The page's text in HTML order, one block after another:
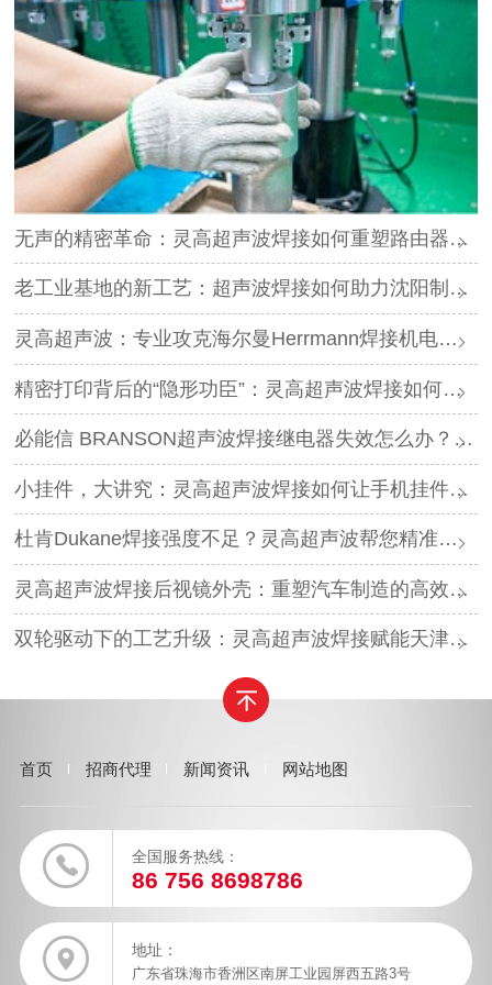
无声的精密革命：灵高超声波焊接如何重塑路由器外壳制造？
老工业基地的新工艺：超声波焊接如何助力沈阳制造转型？
灵高超声波：专业攻克海尔曼Herrmann焊接机电路板短路难题
精密打印背后的“隐形功臣”：灵高超声波焊接如何让喷墨头支架更可靠？
必能信 BRANSON超声波焊接继电器失效怎么办？灵高超声波“四步维修法”精准破局
小挂件，大讲究：灵高超声波焊接如何让手机挂件更“抗造”？
杜肯Dukane焊接强度不足？灵高超声波帮您精准破局
灵高超声波焊接后视镜外壳：重塑汽车制造的高效与美学
双轮驱动下的工艺升级：灵高超声波焊接赋能天津汽车与电子产业
首页 招商代理 新闻资讯 网站地图
全国服务热线：
86 756 8698786
地址：
广东省珠海市香洲区南屏工业园屏西五路3号